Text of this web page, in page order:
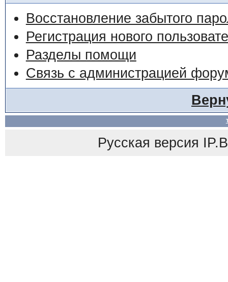
Восстановление забытого
Регистрация нового
Разделы помощи
Связь с администрацией
Русская версия